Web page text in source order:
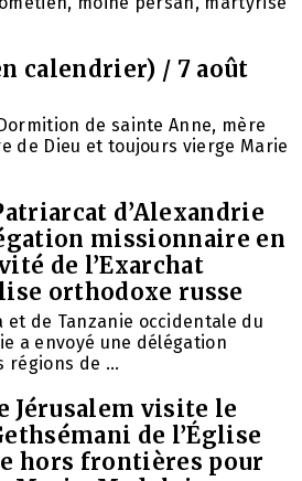
calendrier) / 7 août
de sainte Anne, mère
de Dieu et toujours vierge Marie
d’Alexandrie
missionnaire en
de l’Exarchat
orthodoxe russe
et de Tanzanie occidentale du
a envoyé une délégation
régions de ...
Jérusalem visite le
de l’Église
hors frontières pour